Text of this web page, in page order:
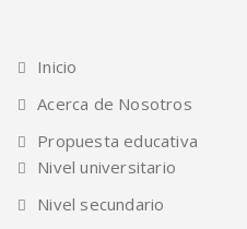
Inicio
Acerca de Nosotros
Propuesta educativa
Nivel universitario
Nivel secundario